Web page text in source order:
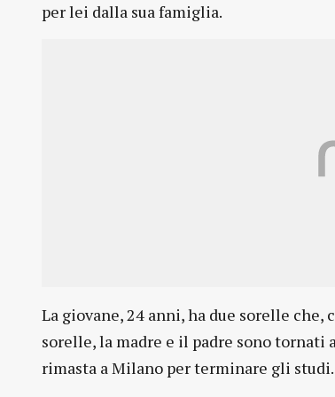
per lei dalla sua famiglia.
La giovane, 24 anni, ha due sorelle
sorelle, la madre e il padre sono
rimasta a Milano per terminare gli studi.